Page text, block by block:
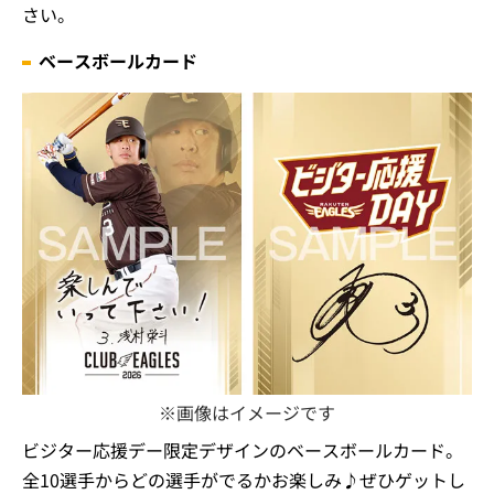
さい。
ベースボールカード
ビジター応援デー限定デザインのベースボールカード。
全10選手からどの選手がでるかお楽しみ♪ぜひゲットし
※画像はイメージです